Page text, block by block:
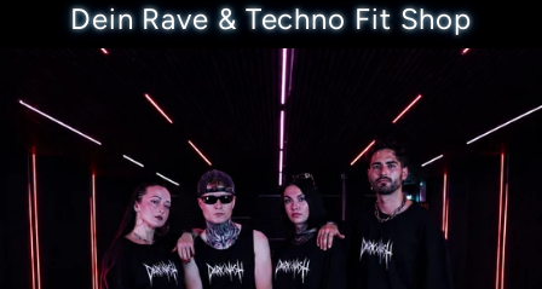
Dein Rave & Techno Fit Shop